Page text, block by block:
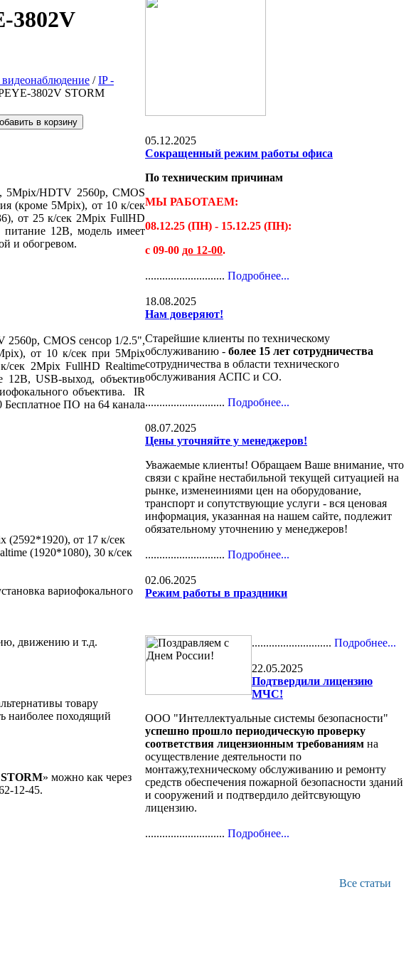
3802V
/IP -
3802V STORM
5Mpix/HDTV 2560p, CMOS
(кроме 5Mpix), от 10 к/сек
от 25 к/сек 2Mpix FullHD
12В, модель имеет
и обогревом.
2560p, CMOS сенсор 1/2.5",
от 10 к/сек при 5Mpix
сек 2Mpix FullHD Realtime
12В, USB-выход, объектив
объектива. IR
Бесплатное ПО на 64 канала
(2592*1920), от 17 к/сек
(1920*1080), 30 к/сек
вариофокального
движению и т.д.
товару
наиболее походящий
» можно как через
12-45.
05.12.2025
Сокращенный режим работы офиса
По техническим причинам
МЫ РАБОТАЕМ:
08.12.25 (ПН) - 15.12.25 (ПН):
с 09-00 до 12-00.
............................ Подробнее...
18.08.2025
Нам доверяют!
Старейшие клиенты по техническому
обслуживанию - более 15 лет сотрудничества
сотрудничества в области технического
обслуживания АСПС и СО.
............................ Подробнее...
08.07.2025
Цены уточняйте у менеджеров!
Уважаемые клиенты! Обращаем Ваше внимание, что
связи с крайне нестабильной текущей ситуацией на
рынке, изменеиниями цен на оборудование,
транспорт и сопутствующие услуги - вся ценовая
информация, указанная на нашем сайте, подлежит
обязательному уточнению у менеджеров!
............................ Подробнее...
02.06.2025
Режим работы в праздники
............................ Подробнее...
22.05.2025
Подтвердили лицензию
МЧС!
ООО "Интеллектуальные системы безопасности"
успешно прошло периодическую проверку
соответствия лицензионным требованиям на
осуществление деятельности по
монтажу,техническому обслуживанию и ремонту
средств обеспечения пожарной безопасности зданий
и сооружений и подтвердило дейтсвующую
лицензию.
............................ Подробнее...
Все статьи